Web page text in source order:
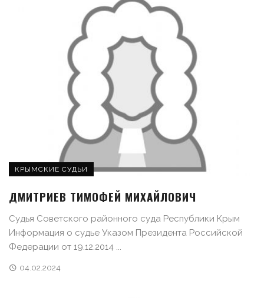
КРЫМСКИЕ СУДЬИ
ДМИТРИЕВ ТИМОФЕЙ МИХАЙЛОВИЧ
Судья Советского районного суда Республики Крым
Информация о судье Указом Президента Российской
Федерации от 19.12.2014 ...
04.02.2024